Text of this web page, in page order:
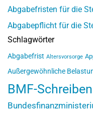
Abgabefristen für die
Abgabepflicht für die
Schlagwörter
Abgabefrist Altersvorsorge
Außergewöhnliche
BMF-Schreiben